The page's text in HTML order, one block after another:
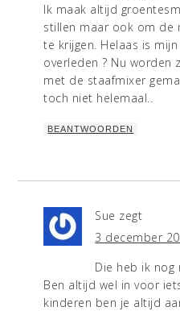
Ik maak altijd
stillen maar ook om de
te krijgen. Helaas is
overleden ? Nu worden
met de staafmixer
toch niet helemaal..
BEANTWOORDEN
Sue zegt
3 december
Die heb ik nog
Ben altijd wel in voor
kinderen ben je altijd